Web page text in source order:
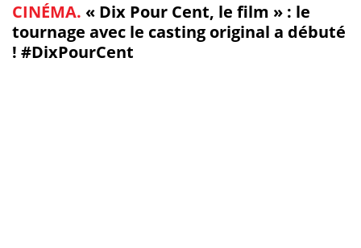
CINÉMA. « Dix Pour Cent, le film » : le
tournage avec le casting original a débuté
! #DixPourCent